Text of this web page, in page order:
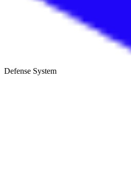
Defense System